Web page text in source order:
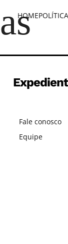
HOMEPOLÍTICA
Fale conosco
Equipe